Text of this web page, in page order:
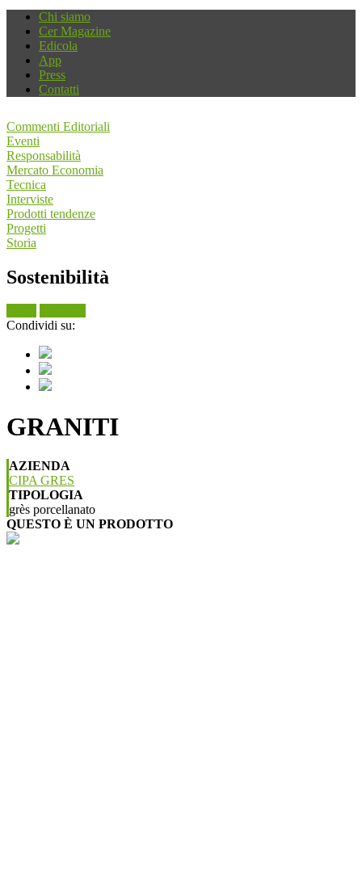
Chi siamo
Cer Magazine
Edicola
App
Press
Contatti
Commenti Editoriali
Eventi
Responsabilità
Mercato Economia
Tecnica
Interviste
Prodotti tendenze
Progetti
Storia
Sostenibilità
Condividi su:
GRANITI
AZIENDA
CIPA GRES
TIPOLOGIA
grès porcellanato
QUESTO È UN PRODOTTO